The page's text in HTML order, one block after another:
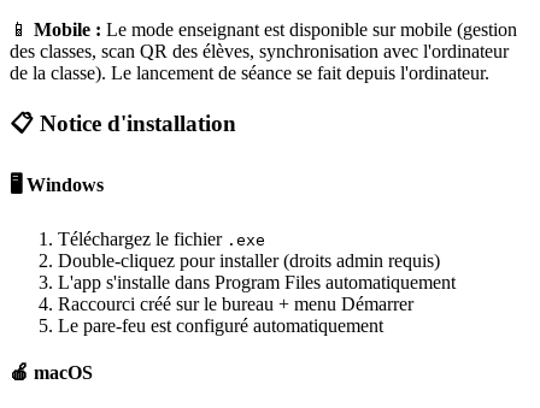
📱 Mobile : Le mode enseignant est disponible sur mobile (gestion
des classes, scan QR des élèves, synchronisation avec l'ordinateur
de la classe). Le lancement de séance se fait depuis l'ordinateur.
📋 Notice d'installation
🖥️ Windows
Téléchargez le fichier .exe
Double-cliquez pour installer (droits admin requis)
L'app s'installe dans Program Files automatiquement
Raccourci créé sur le bureau + menu Démarrer
Le pare-feu est configuré automatiquement
🍎 macOS